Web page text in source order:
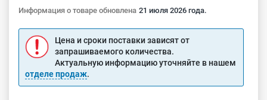
Информация о товаре обновлена 21 июля 2026 года.
Цена и сроки поставки зависят от
запрашиваемого количества.
Актуальную информацию уточняйте в нашем
отделе продаж.